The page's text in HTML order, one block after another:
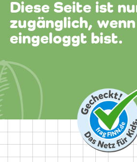
Diese Seite ist
zugänglich,
eingeloggt bist.